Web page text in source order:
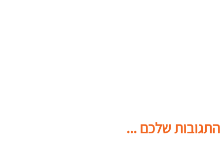
התגובות שלכם ...